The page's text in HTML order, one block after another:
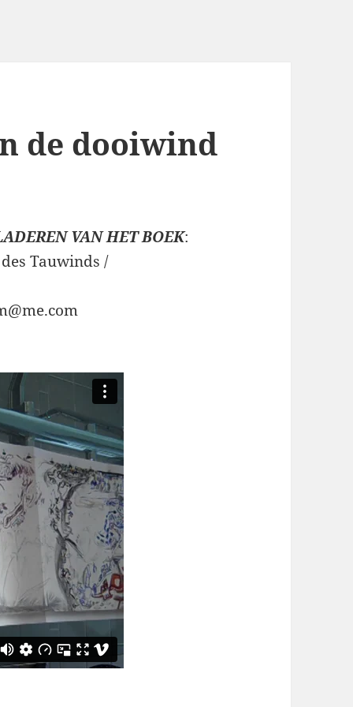
de dooiwind
VAN HET BOEK:
Tauwinds /